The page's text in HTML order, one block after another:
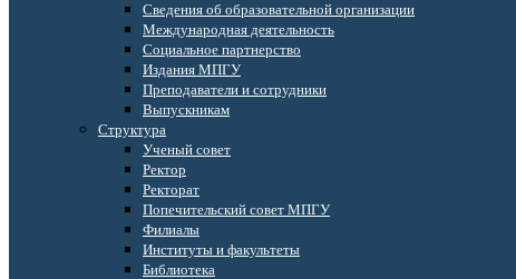
Сведения об образовательной организации
Международная деятельность
Социальное партнерство
Издания МПГУ
Преподаватели и сотрудники
Выпускникам
Структура
Ученый совет
Ректор
Ректорат
Попечительский совет МПГУ
Филиалы
Институты и факультеты
Библиотека